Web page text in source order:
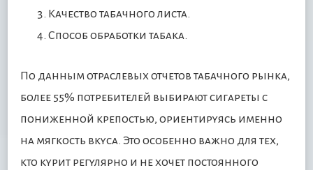
Качество табачного листа.
Способ обработки табака.
По данным отраслевых отчетов табачного рынка,
более 55% потребителей выбирают сигареты с
пониженной крепостью, ориентируясь именно
на мягкость вкуса. Это особенно важно для тех,
кто курит регулярно и не хочет постоянного